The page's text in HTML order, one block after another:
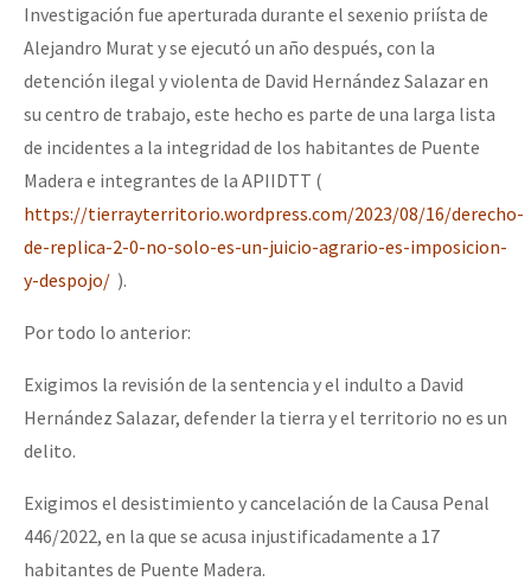
Investigación fue aperturada durante el sexenio priísta de
Alejandro Murat y se ejecutó un año después, con la
detención ilegal y violenta de David Hernández Salazar en
su centro de trabajo, este hecho es parte de una larga lista
de incidentes a la integridad de los habitantes de Puente
Madera e integrantes de la APIIDTT (
https://tierrayterritorio.wordpress.com/2023/08/16/derecho-
de-replica-2-0-no-solo-es-un-juicio-agrario-es-imposicion-
y-despojo/ ).
Por todo lo anterior:
Exigimos la revisión de la sentencia y el indulto a David
Hernández Salazar, defender la tierra y el territorio no es un
delito.
Exigimos el desistimiento y cancelación de la Causa Penal
446/2022, en la que se acusa injustificadamente a 17
habitantes de Puente Madera.